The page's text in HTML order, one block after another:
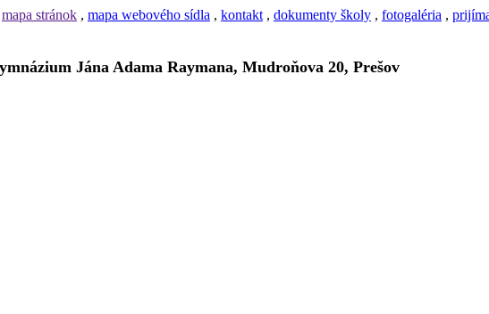
mapa stránok , mapa webového sídla , kontakt , dokumenty školy , fotogaléria ,
Jána Adama Raymana, Mudroňova 20, Prešov